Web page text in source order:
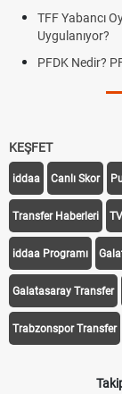
Oyuncu Kuralı
PFDK Açılımı,
KEŞFET
iddaa Canlı Skor
Transfer Haberleri
iddaa Programı
Galatasaray Transfer
Trabzonspor Transfer